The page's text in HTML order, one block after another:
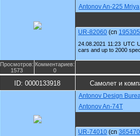
Antonov An-225 Mriya
UR-82060 (cn
24.08.2021 11:23 UTC
cars and up to 2000
Просмотров:
1573
Комментариев:
0
ID: 0000133918 Самолет и
Antonov Design
Antonov An-74T
UR-74010 (cn